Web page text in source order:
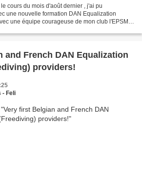
cours du mois d'août dernier , j'ai pu
une nouvelle formation DAN Equalization
une équipe courageuse de mon club l'EPSM
and French DAN Equalization
providers!
- Feli